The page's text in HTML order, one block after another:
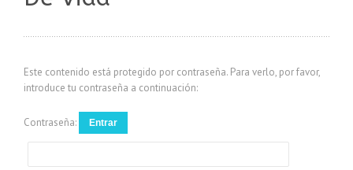
Este contenido está protegido por contraseña. Para verlo, por favor,
introduce tu contraseña a continuación:
Contraseña: